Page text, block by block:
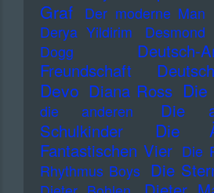
Graf
Der moderne Man
Derya Yildirim
Desmond
Dogg
Deutsch-
Freundschaft
Devo Diana Ross Die
die anderen
Die
Schulkinder
Die
Fantastischen Vier Die
Rhythmus Boys Die